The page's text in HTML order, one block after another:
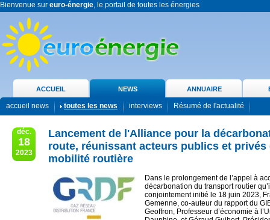
Bienvenue sur euro-énergie, le portail de toutes les énergies
ACCUEIL NEWS ANNUAIRE
accueil news toutes les news interviews Résumé de l'actualité
déc.
18
2023
Lancement de l'Alliance pour la
route, réunissant acteurs publics et privés
mobilité routière
Dans le prolongement de l’appel à
décarbonation du transport routier
conjointement initié le 18 juin 2023,
Gemenne, co-auteur du rapport du
Geoffron, Professeur d’économie à